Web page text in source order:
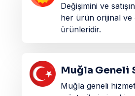
Değişimini ve
her ürün orijinal ve
ürünleridir.​
Muğla Geneli
Muğla geneli